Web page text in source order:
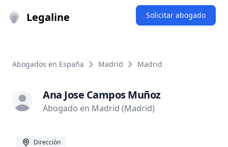
Legaline Solicitar abogado
Abogados en España Madrid Madrid
Ana Jose Campos Muñoz
Abogado en Madrid (Madrid)
Dirección